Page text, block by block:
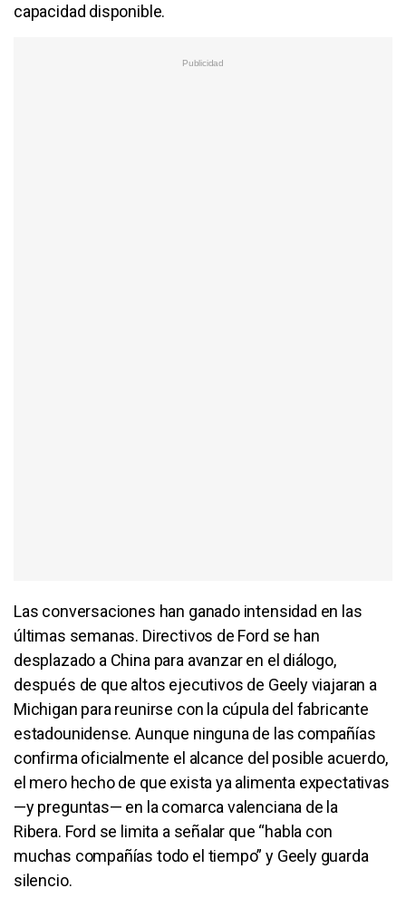
capacidad disponible.
Las conversaciones han ganado intensidad en las
últimas semanas. Directivos de Ford se han
desplazado a China para avanzar en el diálogo,
después de que altos ejecutivos de Geely viajaran a
Michigan para reunirse con la cúpula del fabricante
estadounidense. Aunque ninguna de las compañías
confirma oficialmente el alcance del posible acuerdo,
el mero hecho de que exista ya alimenta expectativas
—y preguntas— en la comarca valenciana de la
Ribera. Ford se limita a señalar que “habla con
muchas compañías todo el tiempo” y Geely guarda
silencio.